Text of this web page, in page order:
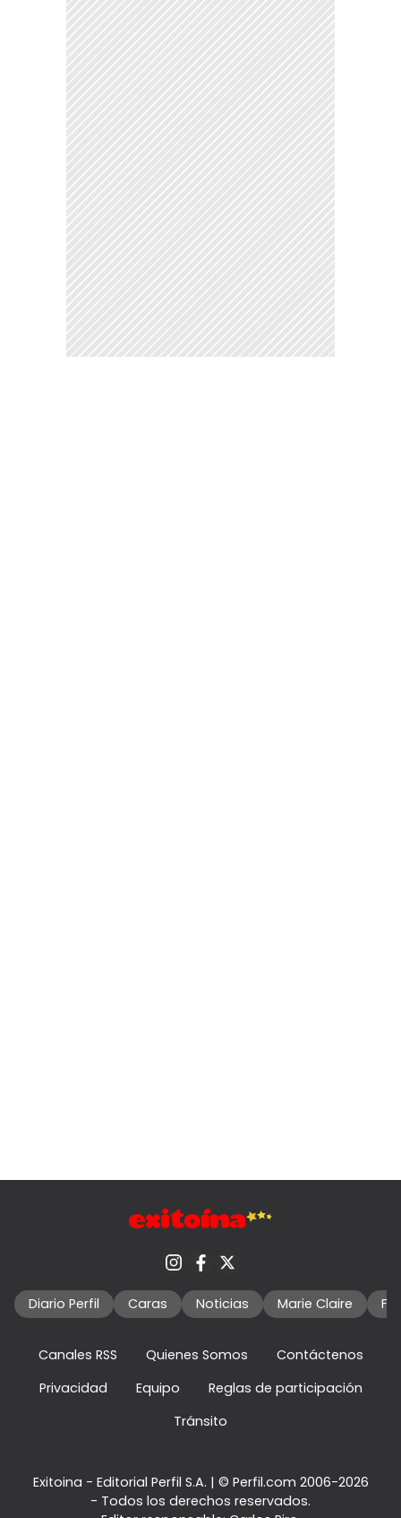
Diario Perfil Caras Noticias Marie Claire
Canales RSS Quienes Somos
Contáctenos
Privacidad
Equipo
Reglas de participación
Tránsito
Exitoina - Editorial Perfil S.A. | © Perfil.com 2006-2026
- Todos los derechos reservados.